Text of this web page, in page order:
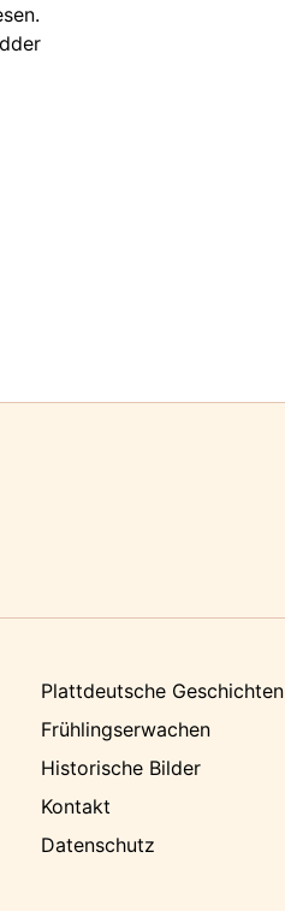
Plattdeutsche Geschichten
Frühlingserwachen
Historische Bilder
Kontakt
Datenschutz